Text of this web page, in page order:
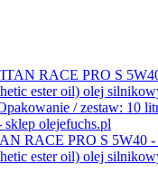
RACE PRO S 5W40 -
ester oil) olej